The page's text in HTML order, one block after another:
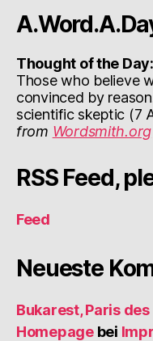
Thought of the Day:
Those who believe
convinced by
scientific skeptic (7
from Wordsmith.org
RSS Feed,
Feed
Neueste
Bukarest, Paris
Homepagebei